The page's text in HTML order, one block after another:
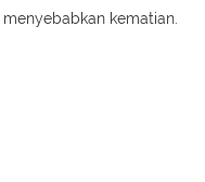
kematian.